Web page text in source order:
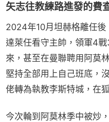
矢志往教練路進發的費
2024年10月坦赫格離任
達萊任看守主帥，領軍4
來，甚至在曼聯聘用阿莫
堅持全部用上自己班底，
佬轉為執教李斯特城，在
今次輪到阿莫林季中被炒